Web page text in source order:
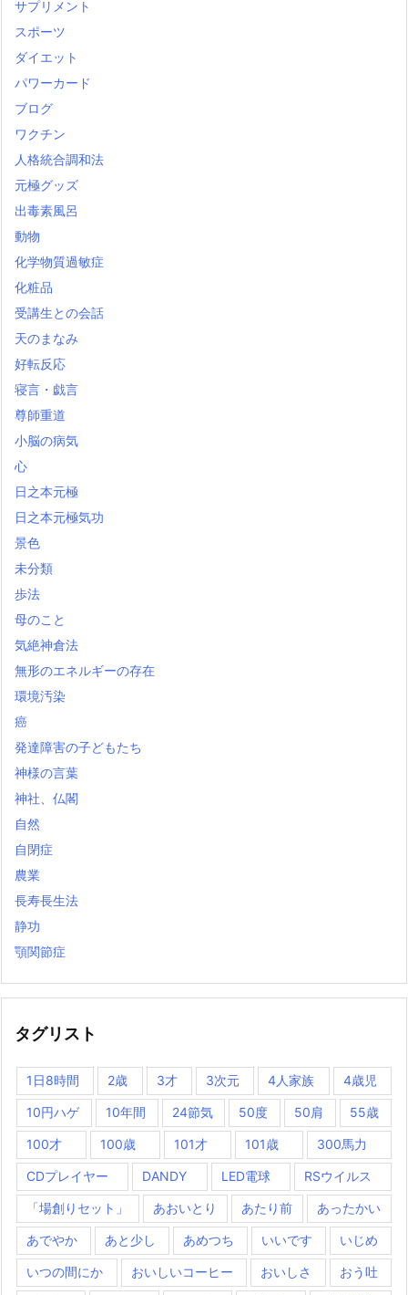
サプリメント
スポーツ
ダイエット
パワーカード
ブログ
ワクチン
人格統合調和法
元極グッズ
出毒素風呂
動物
化学物質過敏症
化粧品
受講生との会話
天のまなみ
好転反応
寝言・戯言
尊師重道
小脳の病気
心
日之本元極
日之本元極気功
景色
未分類
歩法
母のこと
気絶神倉法
無形のエネルギーの存在
環境汚染
癌
発達障害の子どもたち
神様の言葉
神社、仏閣
自然
自閉症
農業
長寿長生法
静功
顎関節症
タグリスト
1日8時間 2歳 3才 3次元 4人家族 4歳児
10円ハゲ 10年間 24節気 50度 50肩 55歳
100才 100歳 101才 101歳 300馬力
CDプレイヤー DANDY LED電球 RSウイルス
「場創りセット」 あおいとり あたり前 あったかい
あでやか あと少し あめつち いいです いじめ
いつの間にか おいしいコーヒー おいしさ おう吐